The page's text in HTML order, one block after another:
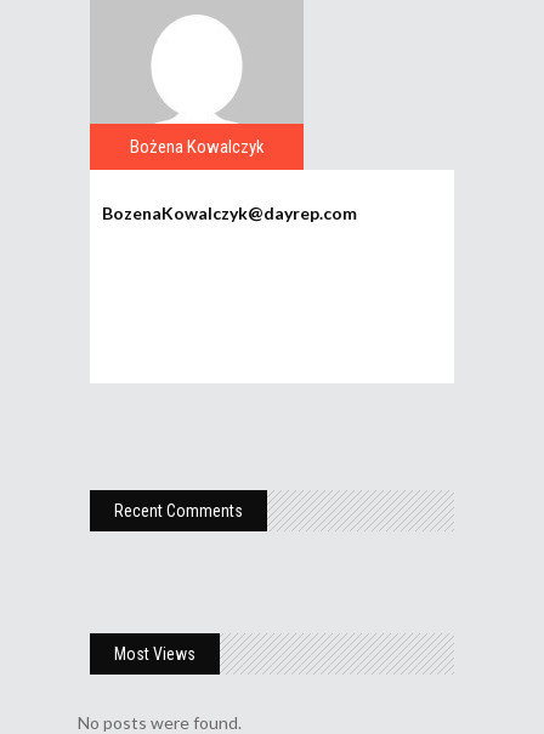
Bożena Kowalczyk
BozenaKowalczyk@dayrep.com
Recent Comments
Most Views
No posts were found.